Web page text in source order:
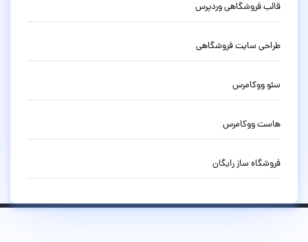
قالب فروشگاهی وردپرس
طراحی سایت فروشگاهی
سئو ووکامرس
هاست ووکامرس
فروشگاه ساز رایگان